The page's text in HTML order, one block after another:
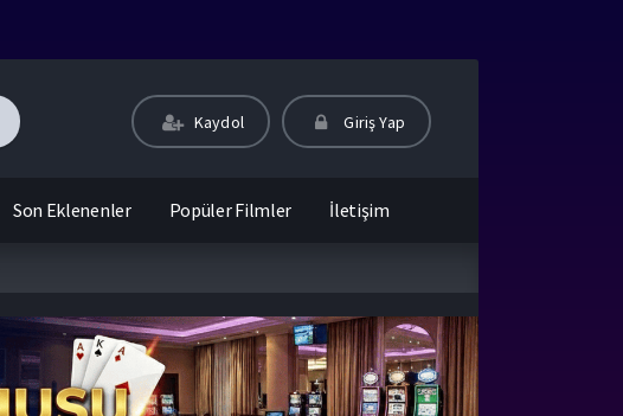
Kaydol Giriş Yap
Son Eklenenler Popüler Filmler İletişim